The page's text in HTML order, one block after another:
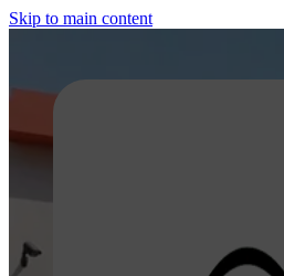
Skip to main content